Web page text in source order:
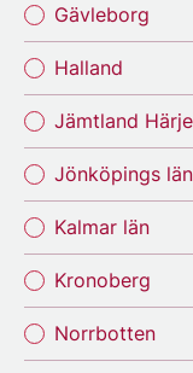
Gävleborg
Halland
Jämtland
Jönköpings län
Kalmar län
Kronoberg
Norrbotten